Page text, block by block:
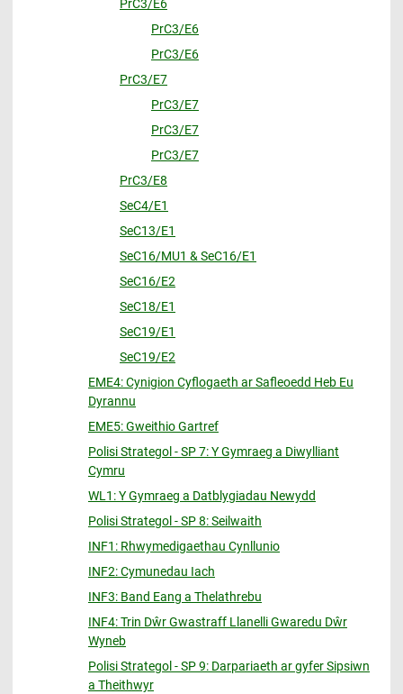
PrC3/E6
PrC3/E6
PrC3/E6
PrC3/E7
PrC3/E7
PrC3/E7
PrC3/E7
PrC3/E8
SeC4/E1
SeC13/E1
SeC16/MU1 & SeC16/E1
SeC16/E2
SeC18/E1
SeC19/E1
SeC19/E2
EME4: Cynigion Cyflogaeth ar Safleoedd Heb Eu
Dyrannu
EME5: Gweithio Gartref
Polisi Strategol - SP 7: Y Gymraeg a Diwylliant
Cymru
WL1: Y Gymraeg a Datblygiadau Newydd
Polisi Strategol - SP 8: Seilwaith
INF1: Rhwymedigaethau Cynllunio
INF2: Cymunedau Iach
INF3: Band Eang a Thelathrebu
INF4: Trin Dŵr Gwastraff Llanelli Gwaredu Dŵr
Wyneb
Polisi Strategol - SP 9: Darpariaeth ar gyfer Sipsiwn
a Theithwyr